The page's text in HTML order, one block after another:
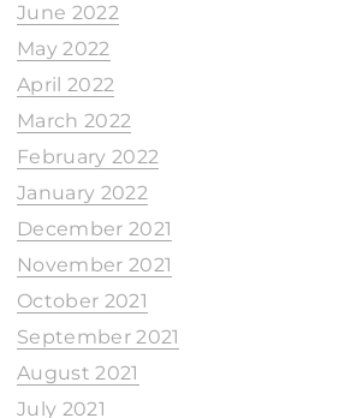
June 2022
May 2022
April 2022
March 2022
February 2022
January 2022
December 2021
November 2021
October 2021
September 2021
August 2021
July 2021